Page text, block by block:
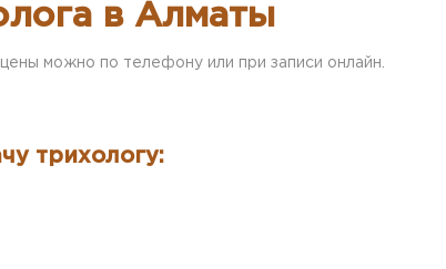
в Алматы
можно по телефону или при записи онлайн.
трихологу: